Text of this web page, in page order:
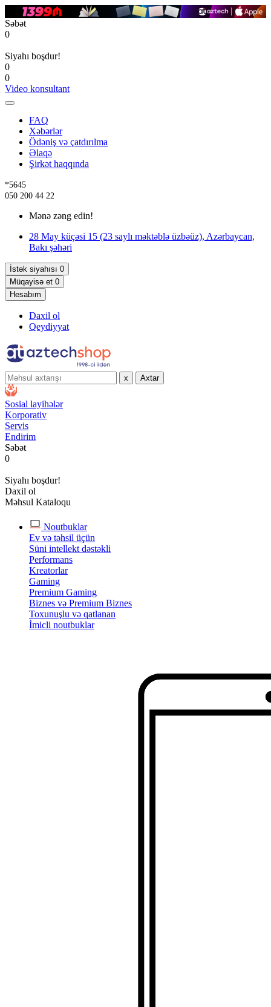
Səbət
0
Siyahı boşdur!
0
0
Video konsultant
FAQ
Xəbərlər
Ödəniş və çatdırılma
Əlaqə
Şirkət haqqında
*5645
050 200 44 22
Mənə zəng edin!
28 May küçəsi 15 (23 saylı məktəblə üzbəüz), Azərbaycan,
Bakı şəhəri
İstək siyahısı 0
Müqayisə et 0
Hesabım
Daxil ol
Qeydiyyat
x Axtar
Sosial layihələr
Korporativ
Servis
Endirim
Səbət
0
Siyahı boşdur!
Daxil ol
Məhsul Kataloqu
Noutbuklar
Ev və təhsil üçün
Süni intellekt dəstəkli
Performans
Kreatorlar
Gaming
Premium Gaming
Biznes və Premium Biznes
Toxunuşlu və qatlanan
İmicli noutbuklar